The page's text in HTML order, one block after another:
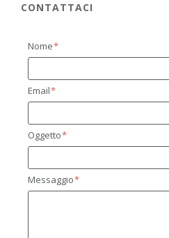
CONTATTACI
Nome
Email
Oggetto
Messaggio